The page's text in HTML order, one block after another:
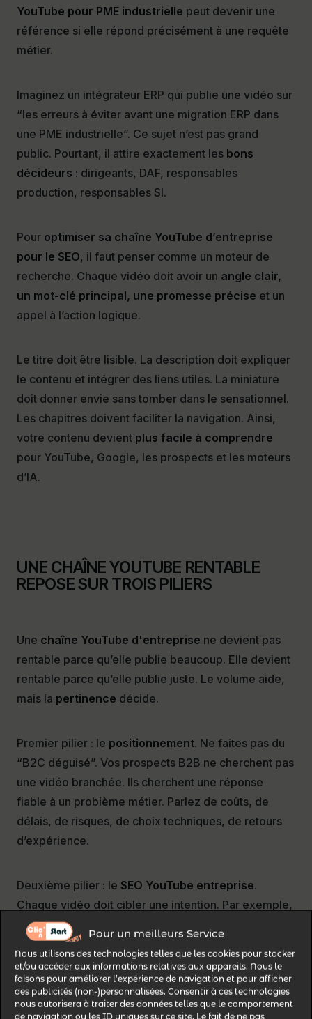
Pour un meilleurs Service
Nous utilisons des technologies telles que les cookies pour stocker
et/ou accéder aux informations relatives aux appareils. Nous le
faisons pour améliorer l’expérience de navigation et pour afficher
des publicités (non-)personnalisées. Consentir à ces technologies
nous autorisera à traiter des données telles que le comportement
de navigation ou les ID uniques sur ce site. Le fait de ne pas
YouTube pour PME industrielle peut devenir une
référence si elle répond précisément à une requête
métier.
Imaginez un intégrateur ERP qui publie une vidéo sur
“les erreurs à éviter avant une migration ERP dans
une PME industrielle”. Ce sujet n’est pas grand
public. Pourtant, il attire exactement les bons
décideurs : dirigeants, DAF, responsables
production, responsables SI.
Pour optimiser sa chaîne YouTube d’entreprise
pour le SEO, il faut penser comme un moteur de
recherche. Chaque vidéo doit avoir un angle clair,
un mot-clé principal, une promesse précise et un
appel à l’action logique.
Le titre doit être lisible. La description doit expliquer
le contenu et intégrer des liens utiles. La miniature
doit donner envie sans tomber dans le sensationnel.
Les chapitres doivent faciliter la navigation. Ainsi,
votre contenu devient plus facile à comprendre
pour YouTube, Google, les prospects et les moteurs
d’IA.
UNE CHAÎNE YOUTUBE RENTABLE
REPOSE SUR TROIS PILIERS
Une chaîne YouTube d'entreprise ne devient pas
rentable parce qu’elle publie beaucoup. Elle devient
rentable parce qu’elle publie juste. Le volume aide,
mais la pertinence décide.
Premier pilier : le positionnement. Ne faites pas du
“B2C déguisé”. Vos prospects B2B ne cherchent pas
une vidéo branchée. Ils cherchent une réponse
fiable à un problème métier. Parlez de coûts, de
délais, de risques, de choix techniques, de retours
d’expérience.
Deuxième pilier : le SEO YouTube entreprise.
Chaque vidéo doit cibler une intention. Par exemple,
“comment réduire les pannes sur une ligne de
production” est plus fort que “présentation de notre
entreprise”. Le premier aide le prospect. Le second
parle surtout de vous.